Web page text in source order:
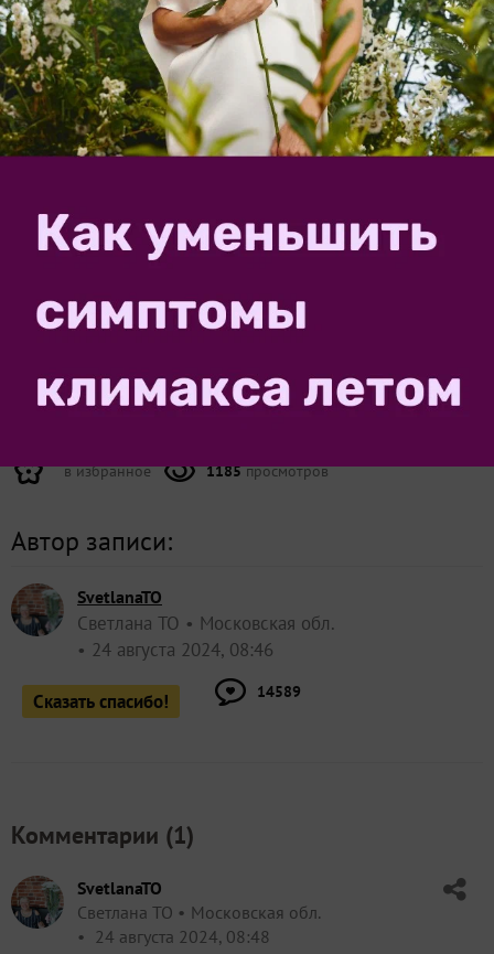
Все показали себя сладкими, сочными, красными.
Семечки самые крупные у третьего.
Это может быть полезным:
Сезон-2026. Когда решила, что не в этом сезоне,
Листья арбузов покрываются пятнами и вянут. Что
это за болезнь? Что можно сделать?
Что за черные пятна на листьях арбуза?
ЗАПИСЬ РАЗМЕЩЕНА В РАЗДЕЛАХ: ЛИЧНЫЙ ОПЫТ ЧИТАТЕЛЕЙ
ПОГОДА, ПОДМОСКОВЬЕ,АРБУЗЫ,УРОЖАЙ
1 комментарий
в избранное 1185просмотров
Автор записи:
SvetlanaTO
Светлана ТО
Московская обл.
24 августа 2024, 08:46
Сказать спасибо! 14589
Комментарии (1)
SvetlanaTO
Светлана ТО
Московская обл.
24 августа 2024, 08:48